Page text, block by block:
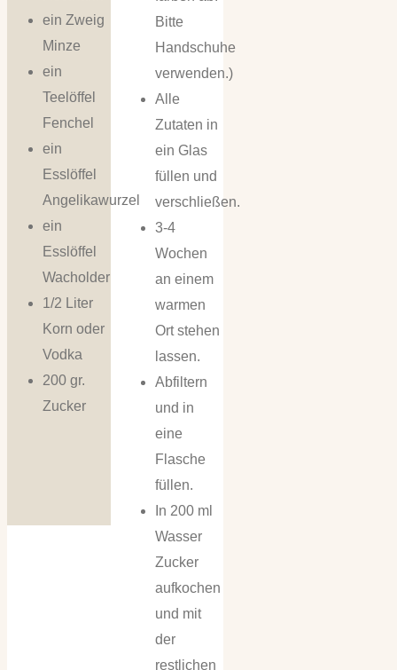
ein Zweig
Minze
ein
Teelöffel
Fenchel
ein
Esslöffel
Angelikawurzel
ein
Esslöffel
Wacholder
1/2 Liter
Korn oder
Vodka
200 gr.
Zucker
Bitte
Handschuhe
verwenden.)
Alle
Zutaten in
ein Glas
füllen und
verschließen.
3-4
Wochen
an einem
warmen
Ort stehen
lassen.
Abfiltern
und in
eine
Flasche
füllen.
In 200 ml
Wasser
Zucker
aufkochen
und mit
der
restlichen